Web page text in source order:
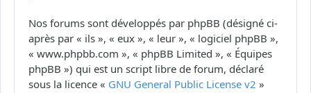
Nos forums sont développés par phpBB (désigné ci-
après par « ils », « eux », « leur », « logiciel phpBB »,
« www.phpbb.com », « phpBB Limited », « Équipes
phpBB ») qui est un script libre de forum, déclaré
sous la licence « GNU General Public License v2 »